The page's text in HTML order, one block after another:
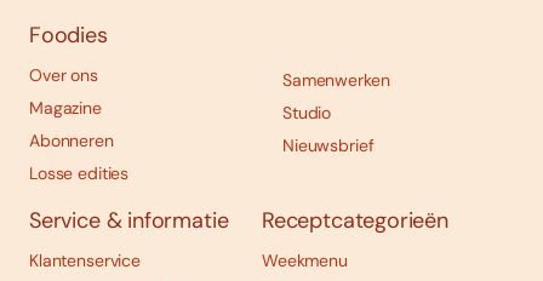
Foodies
Over ons
Magazine
Abonneren
Losse edities
Samenwerken
Studio
Nieuwsbrief
Service & informatie
Klantenservice
Receptcategorieën
Weekmenu